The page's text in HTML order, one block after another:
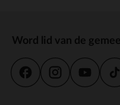
Word lid van de